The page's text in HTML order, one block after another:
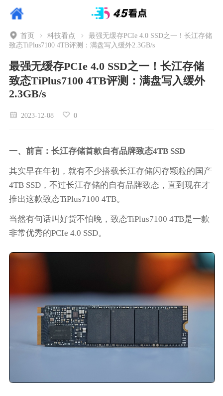
首页 科技看点
最强无缓存PCIe 4.0 SSD之一！长江存储
致态TiPlus7100 4TB评测：满盘写入缓外2.3GB/s
最强无缓存PCIe 4.0 SSD之一！长江存储
致态TiPlus7100 4TB评测：满盘写入缓外
2.3GB/s
2023-12-08 0
一、前言：长江存储首款自有品牌致态4TB SSD
其实早在年初，就有不少搭载长江存储闪存颗粒的国产
4TB SSD，不过长江存储的自有品牌致态，直到现在才
推出这款致态TiPlus7100 4TB。
当然有句话叫好货不怕晚，致态TiPlus7100 4TB是一款
非常优秀的PCIe 4.0 SSD。